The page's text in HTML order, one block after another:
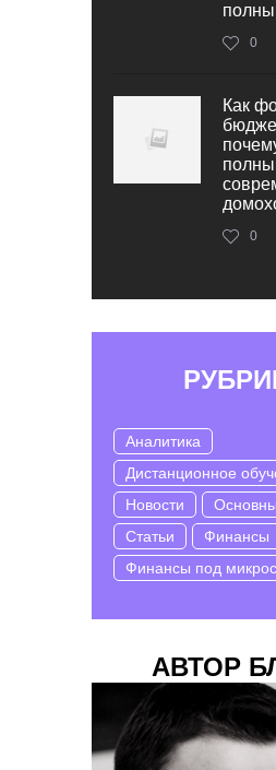
0
Как
0
Аналитика
Дистанционное
Новости
Статьи
Финансы
Финансы под
АВТОР